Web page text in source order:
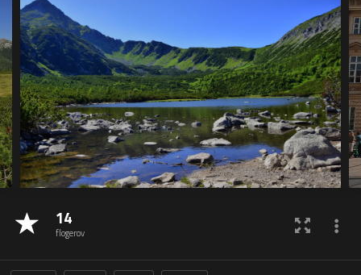
14
flogerov